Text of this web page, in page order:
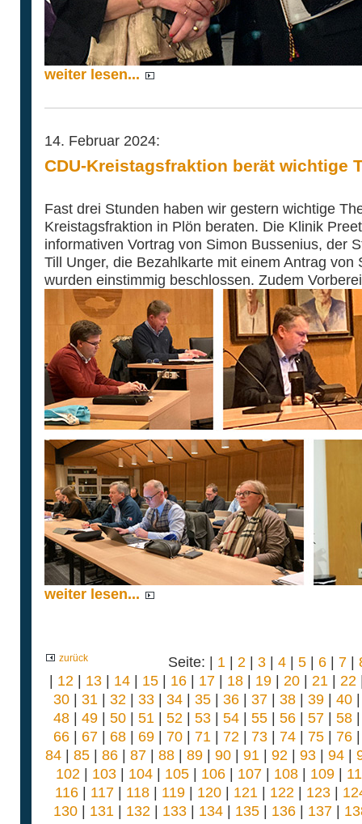
weiter lesen...
14. Februar 2024:
CDU-Kreistagsfraktion berät wichtige
Fast drei Stunden haben wir gestern wichtige
Kreistagsfraktion in Plön beraten. Die Klinik
informativen Vortrag von Simon Bussenius, der
Till Unger, die Bezahlkarte mit einem Antrag von
wurden einstimmig beschlossen. Zudem
weiter lesen...
zurück Seite: | 1 | 2 | 3 | 4 | 5 | 6 | 7 |
| 12 | 13| 14| 15| 16| 17| 18| 19| 20| 21 | 22
30| 31 | 32 | 33| 34| 35| 36| 37| 38| 39| 40
48| 49| 50| 51 | 52 | 53| 54| 55| 56| 57| 58
66| 67| 68| 69| 70| 71 | 72 | 73| 74| 75| 76
84| 85| 86| 87| 88| 89| 90| 91 | 92 | 93| 94|
102 | 103 | 104 | 105 | 106 | 107 | 108 | 109 |
116| 117| 118| 119| 120| 121 | 122 | 123|
130| 131 | 132 | 133| 134| 135| 136| 137|